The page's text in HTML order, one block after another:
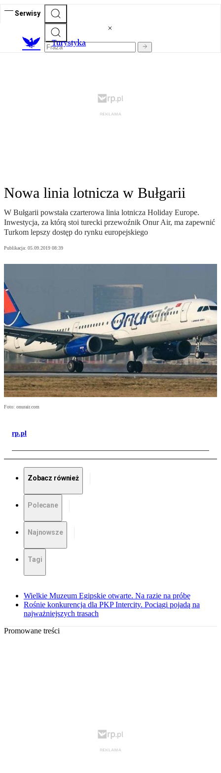
Serwisy
Turystyka
Nowa linia lotnicza w Bułgarii
W Bułgarii powstała czarterowa linia lotnicza Holiday Europe.
Inwestycja, za którą stoi turecki przewoźnik Onur Air, ma zapewnić
Turkom lepszy dostęp do rynku europejskiego
Publikacja: 05.09.2019 08:39
Foto: onurair.com
rp.pl
Zobacz również
Polecane
Najnowsze
Tagi
Wielkie Muzeum Egipskie otwarte. Na razie na próbę
Rośnie konkurencja dla PKP Intercity. Pociągi pojadą na
najważniejszych trasach
Promowane treści